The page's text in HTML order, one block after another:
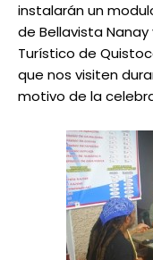
instalarán un
de Bellavista
Turístico de
que nos visiten
motivo de la